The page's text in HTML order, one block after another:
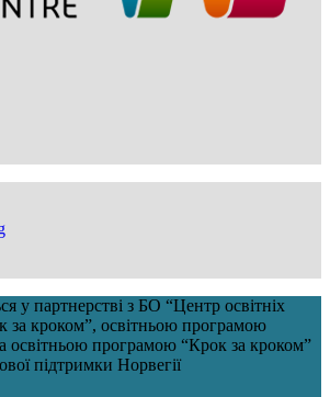
у партнерстві з БО “Центр освітніх
за кроком”, освітньою програмою
програмою “Крок за кроком”
підтримки Норвегії